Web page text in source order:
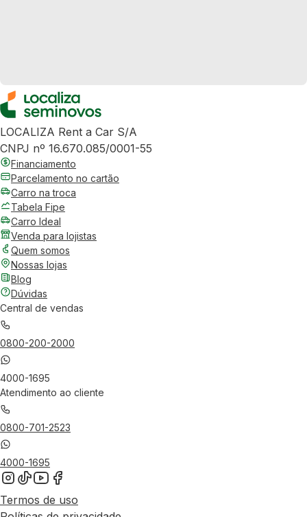
LOCALIZA Rent a Car S/A
CNPJ nº 16.670.085/0001-55
Financiamento
Parcelamento no cartão
Carro na troca
Tabela Fipe
Carro Ideal
Venda para lojistas
Quem somos
Nossas lojas
Blog
Dúvidas
Central de vendas
0800-200-2000
4000-1695
Atendimento ao cliente
0800-701-2523
4000-1695
Termos de uso